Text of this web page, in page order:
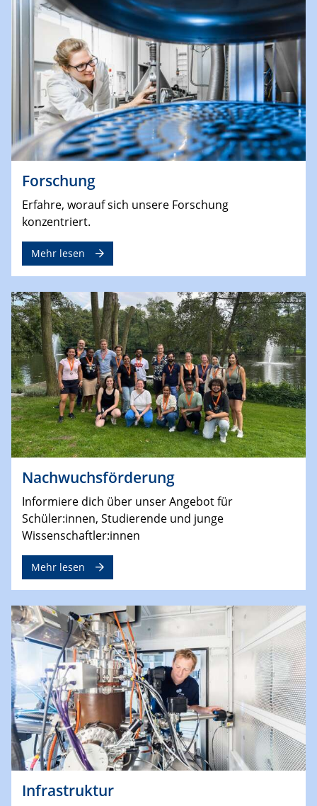
Forschung
Erfahre, worauf sich unsere Forschung
konzentriert.
Mehr lesen
Nachwuchsförderung
Informiere dich über unser Angebot für
Schüler:innen, Studierende und junge
Wissenschaftler:innen
Mehr lesen
Infrastruktur